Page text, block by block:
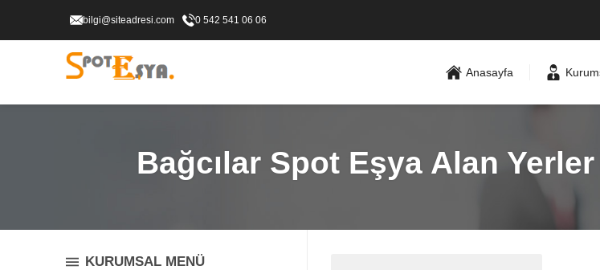
bilgi@siteadresi.com 0 542 541 06 06
Anasayfa
Bağcılar Spot Eşya Alan
KURUMSAL MENÜ